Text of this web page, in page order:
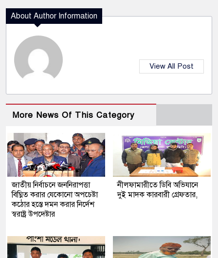
About Author Information
View All Post
More News Of This Category
জাতীয় নির্বাচনে জননিরাপত্তা
বিঘ্নিত করার যেকোনো অপচেষ্টা
কঠোর হস্তে দমন করার নির্দেশ
স্বরাষ্ট্র উপদেষ্টার
নীলফামারীতে ডিবি অভিযানে
দুই মাদক কারবারী গ্রেফতার,